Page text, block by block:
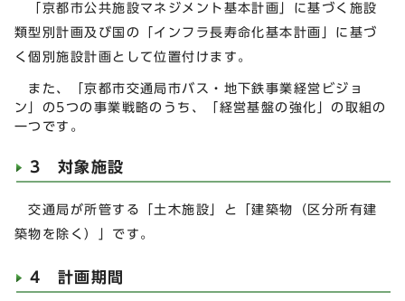
「京都市公共施設マネジメント基本計画」に基づく施設
類型別計画及び国の「インフラ長寿命化基本計画」に基づ
く個別施設計画として位置付けます。
また、「京都市交通局市バス・地下鉄事業経営ビジョ
ン」の5つの事業戦略のうち、「経営基盤の強化」の取組の
一つです。
3 対象施設
交通局が所管する「土木施設」と「建築物（区分所有建
築物を除く）」です。
4 計画期間